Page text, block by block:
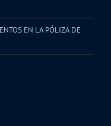
EN LA PÓLIZA DE